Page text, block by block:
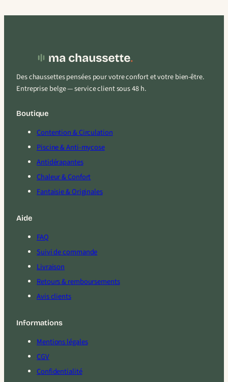
Des chaussettes pensées pour votre confort et votre bien-être.
Entreprise belge — service client sous 48 h.
Boutique
Contention & Circulation
Piscine & Anti-mycose
Antidérapantes
Chaleur & Confort
Fantaisie & Originales
Aide
FAQ
Suivi de commande
Livraison
Retours & remboursements
Avis clients
Informations
Mentions légales
CGV
Confidentialité